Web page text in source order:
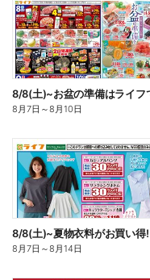
8/8(土)~お盆の準備はライフ
8月7日 ～8月10日
8/8(土)~夏物衣料がお買い得!
8月7日 ～8月14日